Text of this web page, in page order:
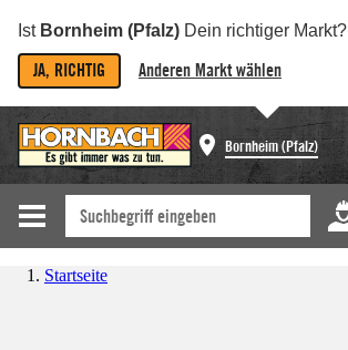
Ist Bornheim (Pfalz) Dein richtiger Markt?
JA, RICHTIG Anderen Markt wählen
Bornheim (Pfalz)
Startseite